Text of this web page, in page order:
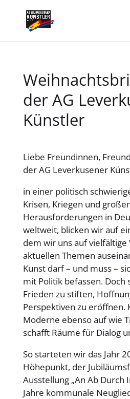
der AG
Künstler
Liebe Freundinnen,
der AG Leverkusener
in einer politisch
Krisen, Kriegen und
Herausforderungen in
weltweit, blicken wir auf
dem wir uns auf vielfältige
aktuellen Themen
Kunst darf – und muss –
mit Politik befassen. Doch
Frieden zu stiften,
Perspektiven zu eröffnen.
Moderne ebenso auf wie
schafft Räume für Dialog
So starteten wir das Jahr
Höhepunkt, der
Ausstellung „An Ab Durch
Jahre kommunale